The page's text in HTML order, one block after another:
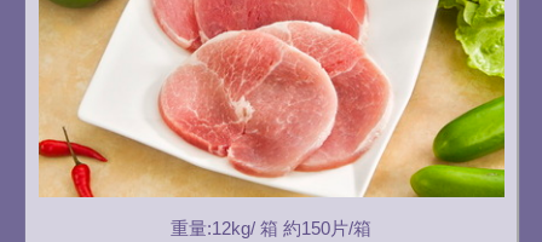
重量:12kg/ 箱 約150片/箱